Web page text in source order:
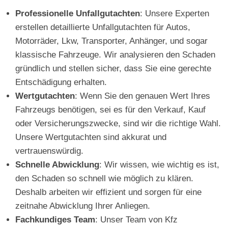
Professionelle Unfallgutachten: Unsere Experten
erstellen detaillierte Unfallgutachten für Autos,
Motorräder, Lkw, Transporter, Anhänger, und sogar
klassische Fahrzeuge. Wir analysieren den Schaden
gründlich und stellen sicher, dass Sie eine gerechte
Entschädigung erhalten.
Wertgutachten: Wenn Sie den genauen Wert Ihres
Fahrzeugs benötigen, sei es für den Verkauf, Kauf
oder Versicherungszwecke, sind wir die richtige Wahl.
Unsere Wertgutachten sind akkurat und
vertrauenswürdig.
Schnelle Abwicklung: Wir wissen, wie wichtig es ist,
den Schaden so schnell wie möglich zu klären.
Deshalb arbeiten wir effizient und sorgen für eine
zeitnahe Abwicklung Ihrer Anliegen.
Fachkundiges Team: Unser Team von Kfz